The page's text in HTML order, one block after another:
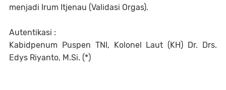
menjadi Irum Itjenau (Validasi Orgas).
Autentikasi :
Kabidpenum Puspen TNI, Kolonel Laut (KH) Dr. Drs.
Edys Riyanto, M.Si. (*)